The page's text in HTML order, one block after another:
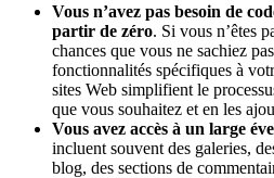
Vous n’avez pas besoin de
partir de zéro. Si vous n’êtes
chances que vous ne sachiez
fonctionnalités spécifiques à
sites Web simplifient le
que vous souhaitez et en les
Vous avez accès à un large
incluent souvent des galeries,
blog, des sections de